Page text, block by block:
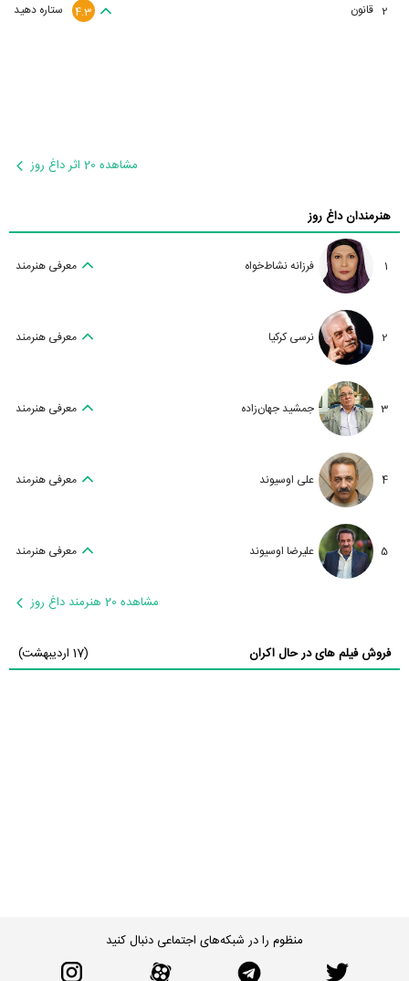
2 قانون ستاره دهید 4.3
مشاهده 20 اثر داغ روز
هنرمندان داغ روز
1 فرزانه نشاط‌خواه معرفی هنرمند
2 نرسی کرکیا معرفی هنرمند
3 جمشید جهان‌زاده معرفی هنرمند
4 علی اوسیوند معرفی هنرمند
5 علیرضا اوسیوند معرفی هنرمند
مشاهده 20 هنرمند داغ روز
فروش فیلم های در حال اکران (17 اردیبهشت)
منظوم را در شبکه‌های اجتماعی دنبال کنید